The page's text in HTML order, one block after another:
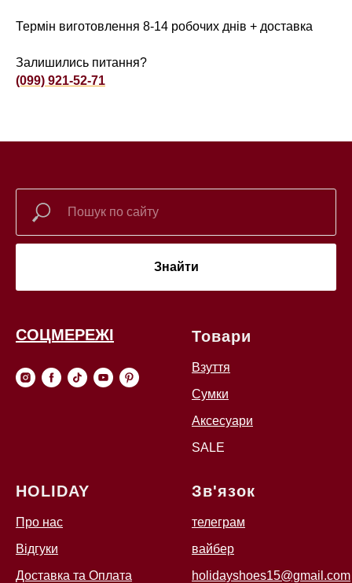
Термін виготовлення 8-14 робочих днів + доставка
Залишились питання?
(099) 921-52-71
Знайти
СОЦМЕРЕЖІ Товари
Взуття
Сумки
Аксесуари
SALE
HOLIDAY
Про нас
Відгуки
Доставка та Оплата
Зв'язок
телеграм
вайбер
holidayshoes15@gmail.com